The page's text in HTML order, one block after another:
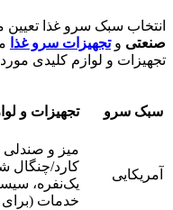
انتخاب سبک سرو غذا
صنعتی وتجهیزات سرو غذا
تجهیزات و لوازم کلیدی
سبک سرو تجهیزات و
آمریکایی
میز و صندلی
کارد/
یک‌نفره،
خدمات